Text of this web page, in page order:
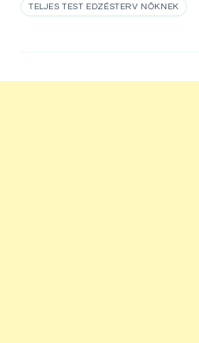
TELJES TEST EDZÉSTERV NŐKNEK